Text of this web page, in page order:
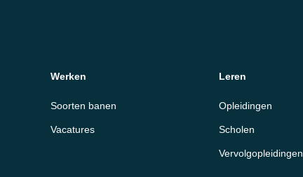
Werken
Soorten banen
Vacatures
Leren
Opleidingen
Scholen
Vervolgopleidingen